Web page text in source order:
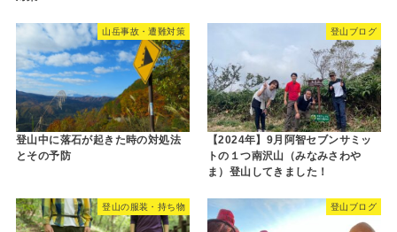
山岳事故・遭難対策
登山中に落石が起きた時の対処法
とその予防
登山ブログ
【2024年】9月阿智セブンサミッ
トの１つ南沢山（みなみさわや
ま）登山してきました！
登山の服装・持ち物 登山ブログ